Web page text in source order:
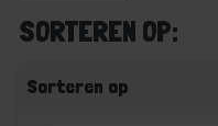
SORTEREN OP:
Sorteren op